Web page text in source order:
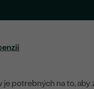
potrebných na to, aby